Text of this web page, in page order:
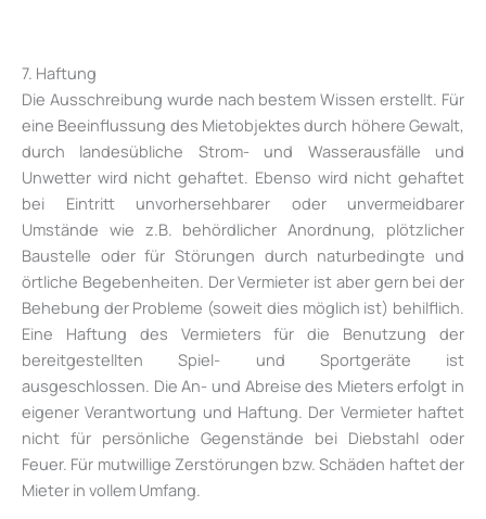
7. Haftung
Die Ausschreibung wurde nach bestem Wissen erstellt. Für
eine Beeinflussung des Mietobjektes durch höhere Gewalt,
durch landesübliche Strom- und Wasserausfälle und
Unwetter wird nicht gehaftet. Ebenso wird nicht gehaftet
bei Eintritt unvorhersehbarer oder unvermeidbarer
Umstände wie z.B. behördlicher Anordnung, plötzlicher
Baustelle oder für Störungen durch naturbedingte und
örtliche Begebenheiten. Der Vermieter ist aber gern bei der
Behebung der Probleme (soweit dies möglich ist) behilflich.
Eine Haftung des Vermieters für die Benutzung der
bereitgestellten Spiel- und Sportgeräte ist
ausgeschlossen. Die An- und Abreise des Mieters erfolgt in
eigener Verantwortung und Haftung. Der Vermieter haftet
nicht für persönliche Gegenstände bei Diebstahl oder
Feuer. Für mutwillige Zerstörungen bzw. Schäden haftet der
Mieter in vollem Umfang.